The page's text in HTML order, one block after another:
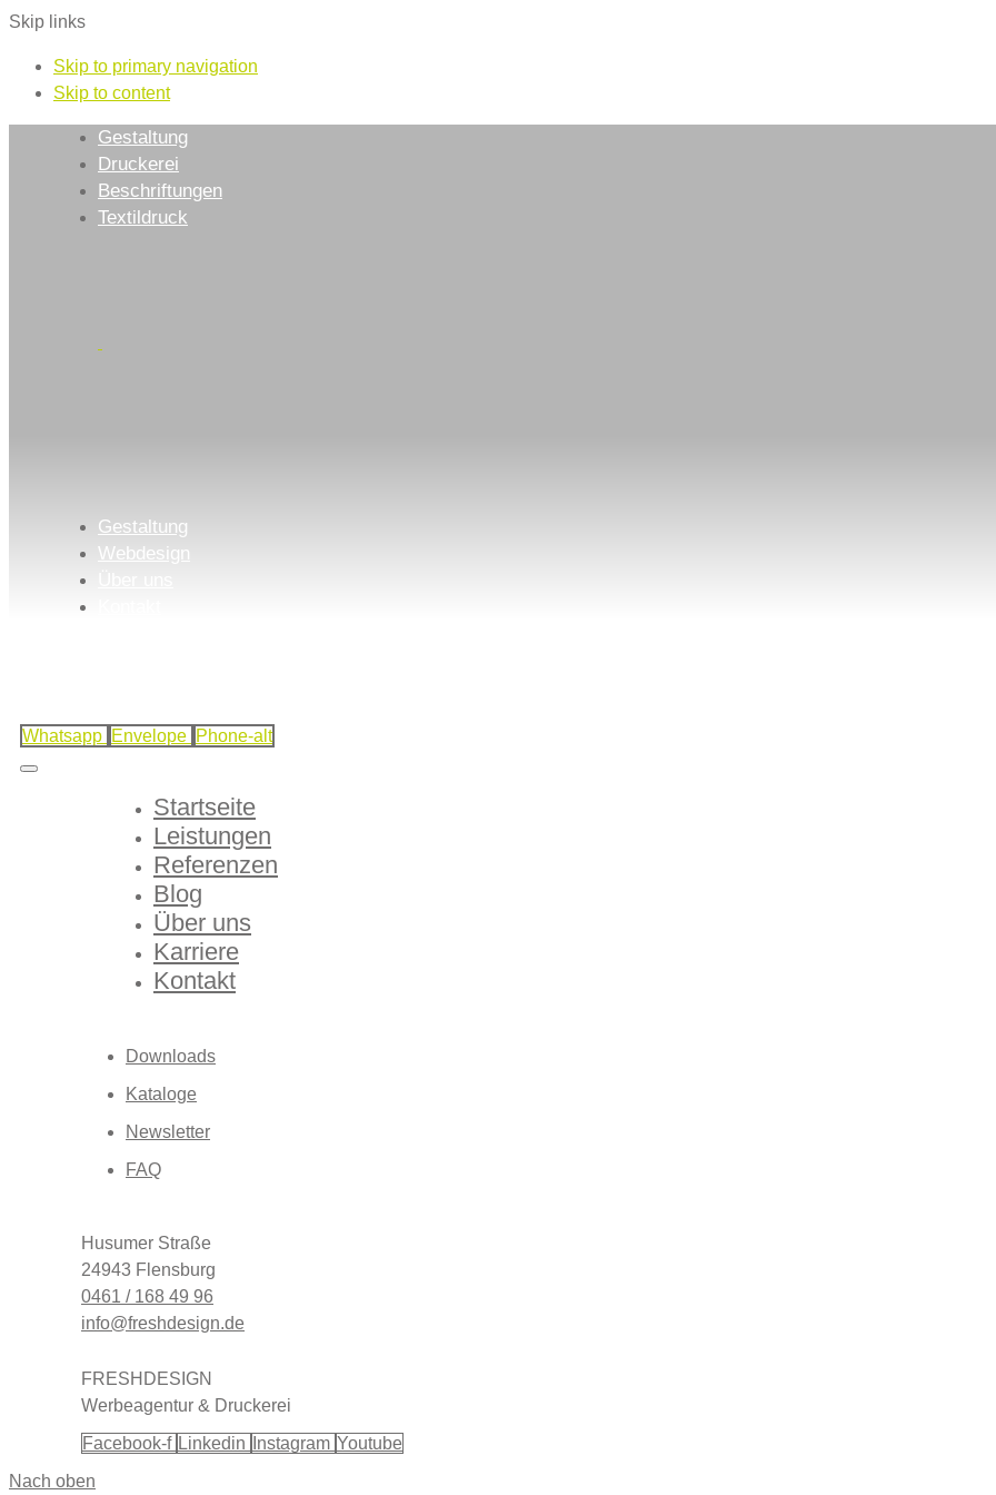
Skip links
Skip to primary navigation
Skip to content
Gestaltung
Druckerei
Beschriftungen
Textildruck
Gestaltung
Webdesign
Whatsapp Envelope Phone-alt
Startseite
Leistungen
Referenzen
Blog
Über uns
Karriere
Kontakt
Downloads
Kataloge
Newsletter
FAQ
Husumer Straße
24943 Flensburg
0461 / 168 49 96
info@freshdesign.de
FRESHDESIGN
Werbeagentur & Druckerei
Facebook-f Linkedin Instagram Youtube
Nach oben